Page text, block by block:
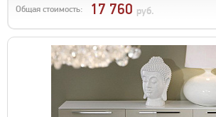
Общая стоимость: 17 760 руб.